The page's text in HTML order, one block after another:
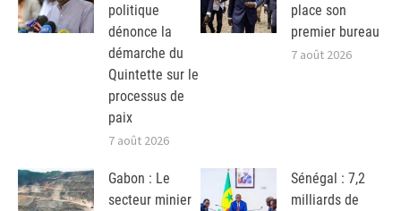
politique
dénonce la
démarche du
Quintette sur le
processus de
paix
7 août 2026
place son
premier bureau
7 août 2026
Gabon : Le
secteur minier
Sénégal : 7,2
milliards de